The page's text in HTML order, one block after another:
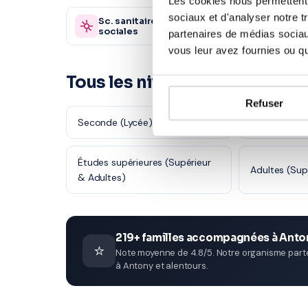
sociaux et d'analyser notre
partenaires de médias
vous leur avez fournies ou
Refuser
Sc. sanitaires et
sociales
Tous les niveaux en
Seconde (Lycée) Première
Études supérieures (Supérieur
& Adultes)
Adultes
⭐
219+ familles accompagnées à
Note moyenne de 4.8/5. Notre organisme
à Antony et alentours.